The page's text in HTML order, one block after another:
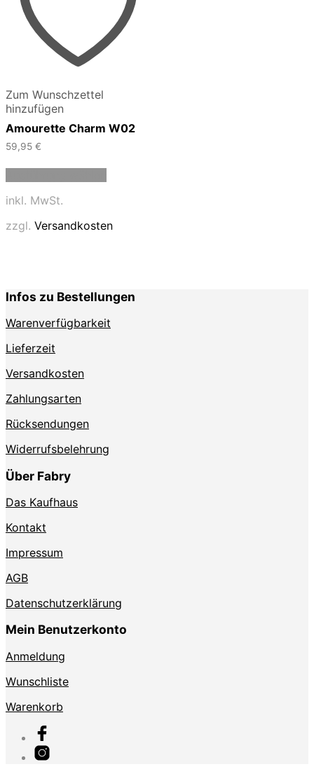
Zum Wunschzettel
hinzufügen
Amourette Charm W02
59,95 €
auf.
der
Produktseite
gewählt
inkl. MwSt.
zzgl. Versandkosten
Infos zu Bestellungen
Warenverfügbarkeit
Lieferzeit
Versandkosten
Zahlungsarten
Rücksendungen
Widerrufsbelehrung
Über Fabry
Das Kaufhaus
Kontakt
Impressum
AGB
Datenschutzerklärung
Mein Benutzerkonto
Anmeldung
Wunschliste
Warenkorb